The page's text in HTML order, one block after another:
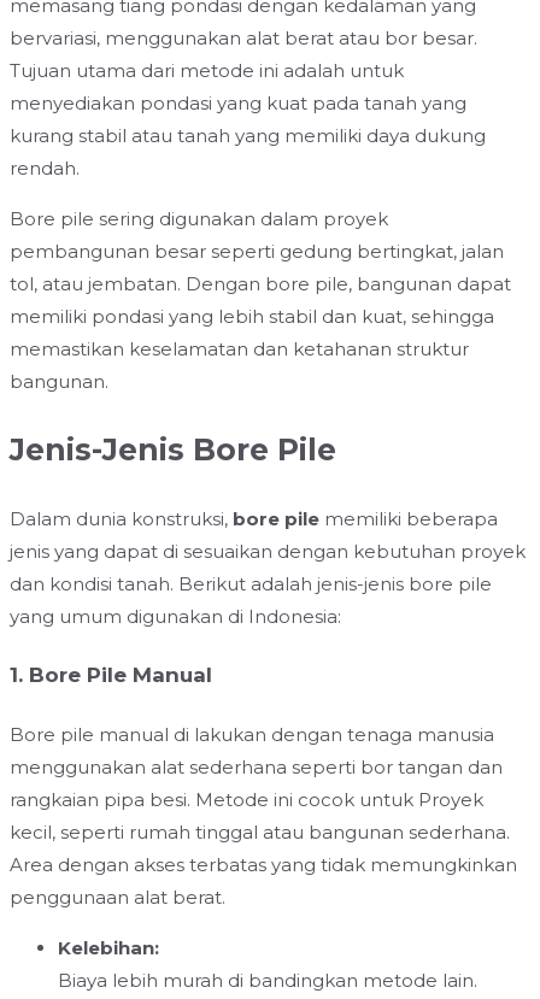
memasang tiang pondasi dengan kedalaman yang
bervariasi, menggunakan alat berat atau bor besar.
Tujuan utama dari metode ini adalah untuk
menyediakan pondasi yang kuat pada tanah yang
kurang stabil atau tanah yang memiliki daya dukung
rendah.
Bore pile sering digunakan dalam proyek
pembangunan besar seperti gedung bertingkat, jalan
tol, atau jembatan. Dengan bore pile, bangunan dapat
memiliki pondasi yang lebih stabil dan kuat, sehingga
memastikan keselamatan dan ketahanan struktur
bangunan.
Jenis-Jenis Bore Pile
Dalam dunia konstruksi, bore pile memiliki beberapa
jenis yang dapat di sesuaikan dengan kebutuhan proyek
dan kondisi tanah. Berikut adalah jenis-jenis bore pile
yang umum digunakan di Indonesia:
1. Bore Pile Manual
Bore pile manual di lakukan dengan tenaga manusia
menggunakan alat sederhana seperti bor tangan dan
rangkaian pipa besi. Metode ini cocok untuk Proyek
kecil, seperti rumah tinggal atau bangunan sederhana.
Area dengan akses terbatas yang tidak memungkinkan
penggunaan alat berat.
Kelebihan:
Biaya lebih murah di bandingkan metode lain.